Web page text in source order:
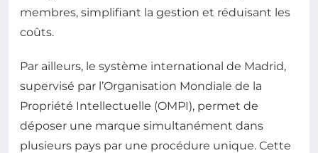
membres, simplifiant la gestion et réduisant les
coûts.
Par ailleurs, le système international de Madrid,
supervisé par l’Organisation Mondiale de la
Propriété Intellectuelle (OMPI), permet de
déposer une marque simultanément dans
plusieurs pays par une procédure unique. Cette